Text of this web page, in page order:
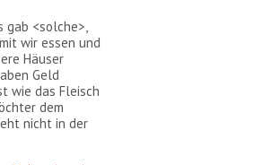
gab <solche>,
wir essen und
Häuser
Geld
wie das Fleisch
dem
nicht in der